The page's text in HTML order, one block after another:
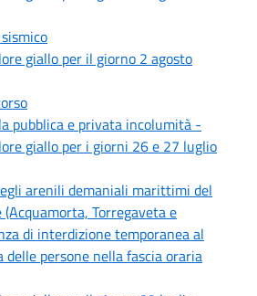
giallo per il giorno 2 agosto
pubblica e privata incolumità -
giallo per i giorni 26 e 27 luglio
arenili demaniali marittimi del
Torregaveta e
di interdizione temporanea al
persone nella fascia oraria